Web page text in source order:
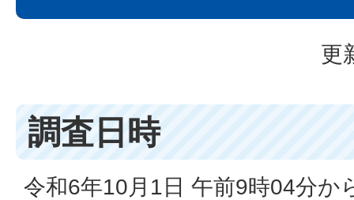
更
調査日時
令和6年10月1日 午前9時04分か